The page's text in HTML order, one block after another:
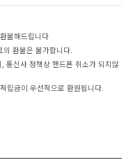
불해드립니다
환불은 불가합니다.
통신사 정책상 핸드폰 취소가 되지않
립금이 우선적으로 환원됩니다.